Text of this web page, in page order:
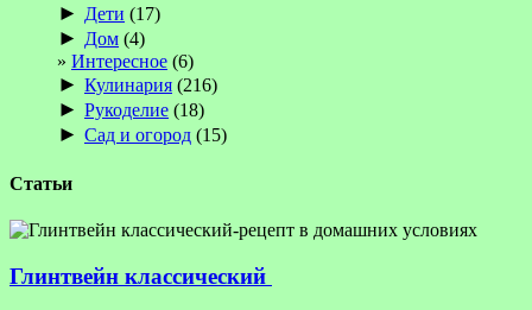
► Дети (17)
► Дом (4)
Интересное (6)
► Кулинария (216)
► Рукоделие (18)
► Сад и огород (15)
Статьи
Глинтвейн классический